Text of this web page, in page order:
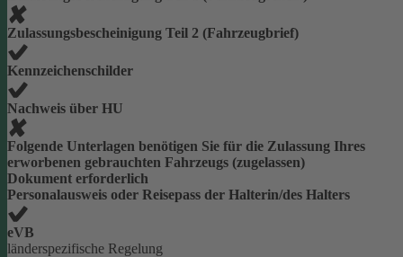
Zulassungsbescheinigung Teil 2 (Fahrzeugbrief)
Kennzeichenschilder
Nachweis über HU
Folgende Unterlagen benötigen Sie für die Zulassung Ihres
erworbenen gebrauchten Fahrzeugs (zugelassen)
Dokument erforderlich
Personalausweis oder Reisepass der Halterin/des Halters
eVB
länderspezifische Regelung